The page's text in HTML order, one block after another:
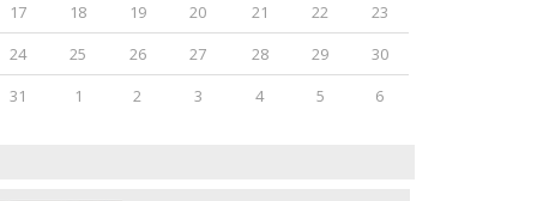
17
18 19 20 21 22
23
24
25 26 27 28 29
30
31
1 2 3 4 5 6